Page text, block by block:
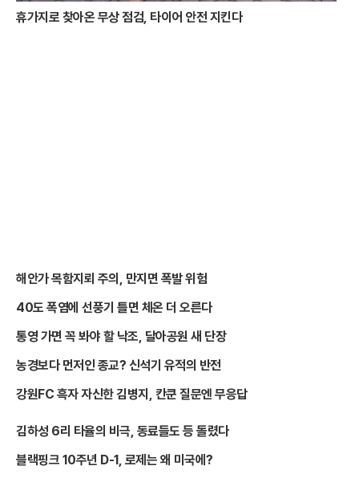
휴가지로 찾아온 무상 점검, 타이어 안전 지킨다
해안가 목함지뢰 주의, 만지면 폭발 위험
40도 폭염에 선풍기 틀면 체온 더 오른다
통영 가면 꼭 봐야 할 낙조, 달아공원 새 단장
농경보다 먼저인 종교? 신석기 유적의 반전
강원FC 흑자 자신한 김병지, 칸쿤 질문엔 무응답
김하성 6리 타율의 비극, 동료들도 등 돌렸다
블랙핑크 10주년 D-1, 로제는 왜 미국에?